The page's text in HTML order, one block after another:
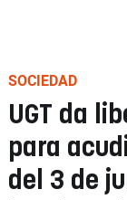
SOCIEDAD
UGT da
para
del 3 de